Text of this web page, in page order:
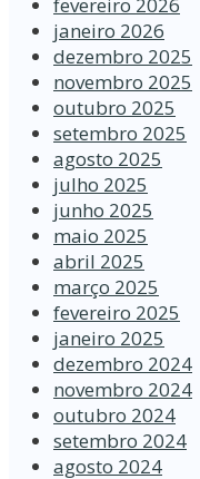
janeiro 2026
dezembro 2025
novembro 2025
outubro 2025
setembro 2025
agosto 2025
julho 2025
junho 2025
maio 2025
abril 2025
março 2025
fevereiro 2025
janeiro 2025
dezembro 2024
novembro 2024
outubro 2024
setembro 2024
agosto 2024